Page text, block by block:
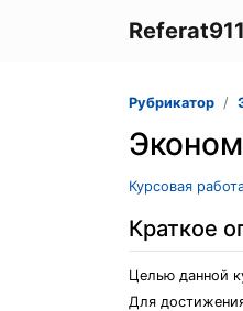
Referat911
Рубрикатор
Курсовая
Краткое
Целью данной
Для